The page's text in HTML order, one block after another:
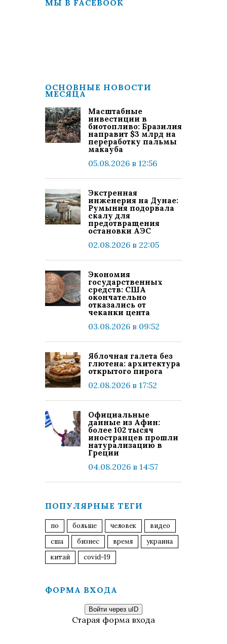
МЫ В FACEBOOK
ОСНОВНЫЕ НОВОСТИ
МЕСЯЦА
Масштабные
инвестиции в
биотопливо: Бразилия
направит $3 млрд на
переработку пальмы
макауба
05.08.2026 в 12:56
Экстренная
инженерия на Дунае:
Румыния подорвала
скалу для
предотвращения
остановки АЭС
02.08.2026 в 22:05
Экономия
государственных
средств: США
окончательно
отказались от
чеканки цента
03.08.2026 в 09:52
Яблочная галета без
глютена: архитектура
открытого пирога
02.08.2026 в 17:52
Официальные
данные из Афин:
более 102 тысяч
иностранцев прошли
натурализацию в
Греции
04.08.2026 в 14:57
ПОПУЛЯРНЫЕ ТЕГИ
по больше человек
видео
сша
бизнес время
украина
китай
covid-19
ФОРМА ВХОДА
Войти через uID
Старая форма входа